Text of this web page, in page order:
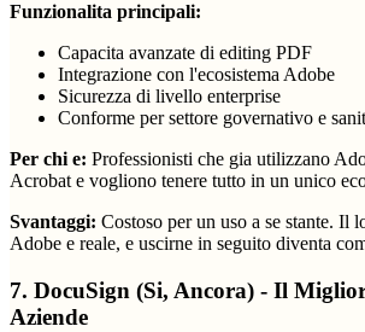
Funzionalita principali:
Capacita avanzate di editing PDF
Integrazione con l'ecosistema Adobe
Sicurezza di livello enterprise
Conforme per settore governativo e
Per chi e: Professionisti che gia utilizzano
Acrobat e vogliono tenere tutto in un unico
Svantaggi: Costoso per un uso a se stante. Il
Adobe e reale, e uscirne in seguito diventa
7. DocuSign (Si, Ancora) - Il
Aziende